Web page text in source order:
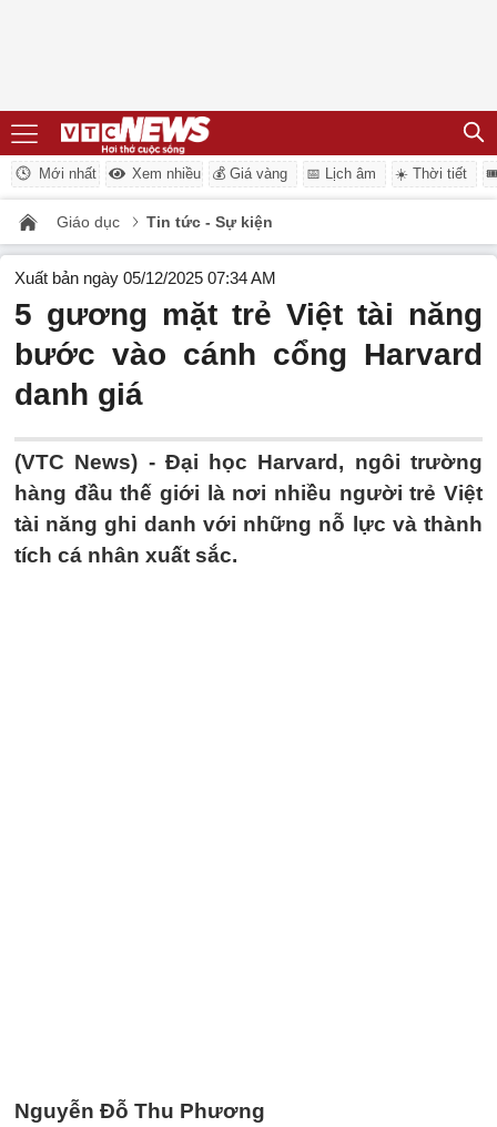
Mới nhất Xem nhiều 💰 Giá vàng 📅 Lịch âm ☀️ Thời tiết
Giáo dục Tin tức - Sự kiện
Xuất bản ngày 05/12/2025 07:34 AM
5 gương mặt trẻ Việt tài năng
bước vào cánh cổng Harvard
danh giá
(VTC News) - Đại học Harvard, ngôi trường
hàng đầu thế giới là nơi nhiều người trẻ Việt
tài năng ghi danh với những nỗ lực và thành
tích cá nhân xuất sắc.
Nguyễn Đỗ Thu Phương